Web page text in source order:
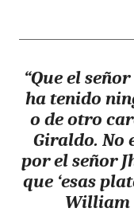
“Que el
ha tenido
o de otro
Giraldo. No
por el señor
que ‘esas
William